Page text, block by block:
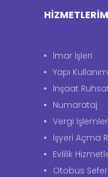
İmar İşleri
Yapı Kullanım
İnşaat
Numarataj
Vergi
İşyeri Açma
Evlilik
Otobüs